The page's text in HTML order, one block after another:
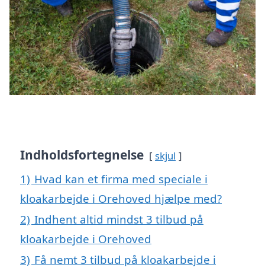
Indholdsfortegnelse skjul
1) Hvad kan et firma med speciale i
kloakarbejde i Orehoved hjælpe med?
2) Indhent altid mindst 3 tilbud på
kloakarbejde i Orehoved
3) Få nemt 3 tilbud på kloakarbejde i